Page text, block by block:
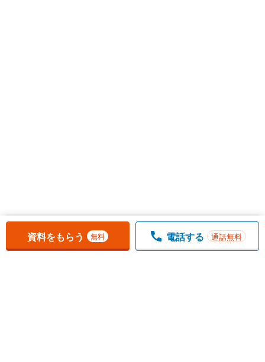
お気に入りに追加しました。 一覧を開く
資料をもらう 無料 電話する 通話無料